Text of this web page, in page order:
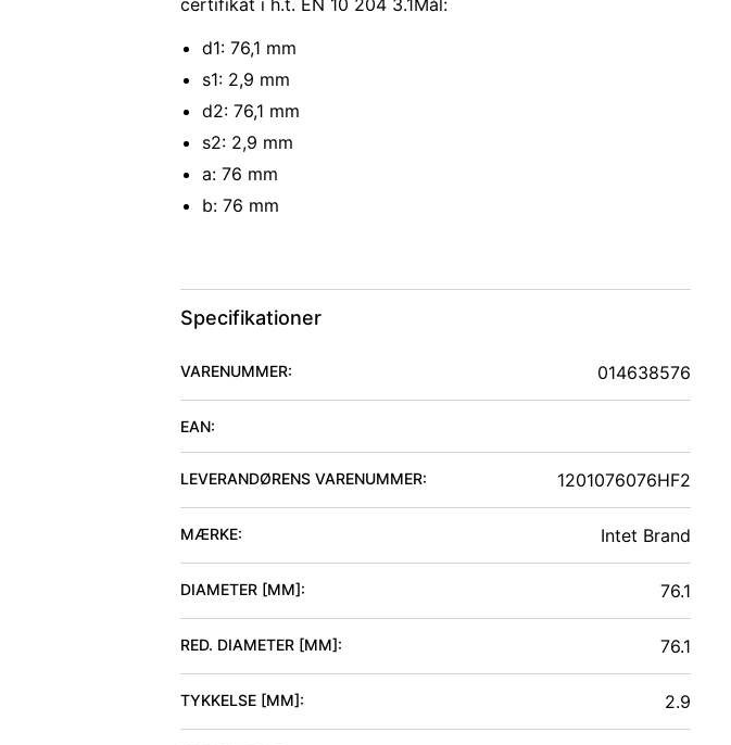
certifikat i h.t. EN 10 204 3.1Mål:
d1: 76,1 mm
s1: 2,9 mm
d2: 76,1 mm
s2: 2,9 mm
a: 76 mm
b: 76 mm
Specifikationer
VARENUMMER: 014638576
EAN:
LEVERANDØRENS VARENUMMER: 1201076076HF2
MÆRKE: Intet Brand
DIAMETER [MM]: 76.1
RED. DIAMETER [MM]: 76.1
TYKKELSE [MM]: 2.9